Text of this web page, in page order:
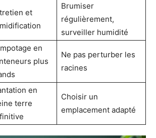
et
Brumiser
régulièrement,
surveiller humidité
en
plus
Ne pas perturber les
racines
en
terre
Choisir un
emplacement adapté